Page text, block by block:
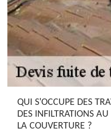
QUI S'OCCUPE DES
DES INFILTRATIONS
LA COUVERTURE ?